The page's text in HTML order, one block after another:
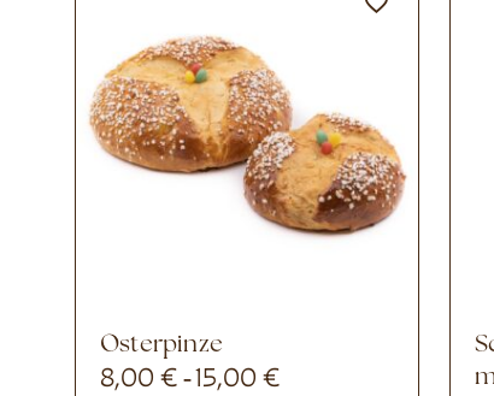
Osterpinze
8,00 € -15,00 €
Schokolade-Osterhase